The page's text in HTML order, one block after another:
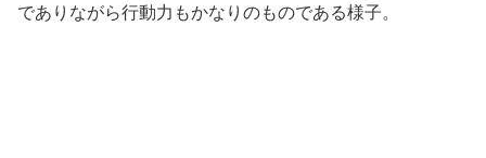
でありながら行動力もかなりのものである様子。